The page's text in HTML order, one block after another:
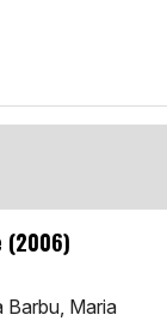
(2006)
Barbu, Maria